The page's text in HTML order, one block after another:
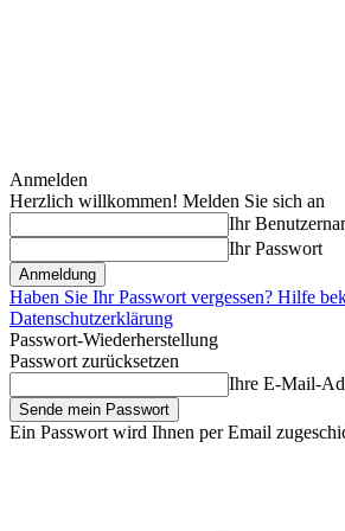
Anmelden
Herzlich willkommen! Melden Sie sich an
Ihr
Ihr Passwort
Haben Sie Ihr Passwort vergessen? Hilfe
Datenschutzerklärung
Passwort-Wiederherstellung
Passwort zurücksetzen
Ihre E-Mail-
Ein Passwort wird Ihnen per Email